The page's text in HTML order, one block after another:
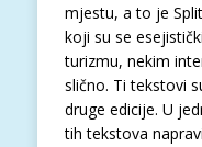
mjestu, a to je
koji su se
turizmu, nekim
slično. Ti tekstovi
druge edicije. U
tih tekstova